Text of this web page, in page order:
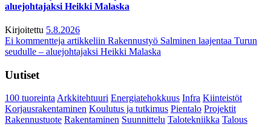
aluejohtajaksi Heikki Malaska
Kirjoitettu 5.8.2026
Ei kommentteja artikkeliin Rakennustyö Salminen laajentaa Turun
seudulle – aluejohtajaksi Heikki Malaska
Uutiset
100 tuoreintaArkkitehtuuri Energiatehokkuus Infra Kiinteistöt
Korjausrakentaminen Koulutus ja tutkimus Pientalo Projektit
Rakennustuote Rakentaminen Suunnittelu Talotekniikka Talous